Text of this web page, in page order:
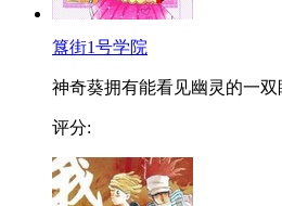
簋街1号学院
神奇葵拥有能看见幽灵的一
评分: